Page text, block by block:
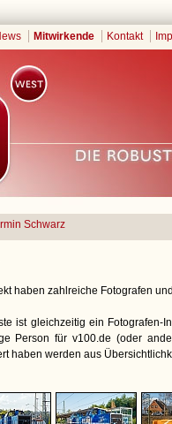
Mitwirkende Kontakt
Schwarz
haben zahlreiche Fotografen
ist gleichzeitig ein Fotografen-
Person für v100.de (oder
haben werden aus